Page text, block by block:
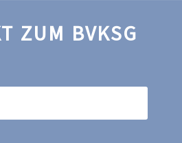
ZUM BVKSG